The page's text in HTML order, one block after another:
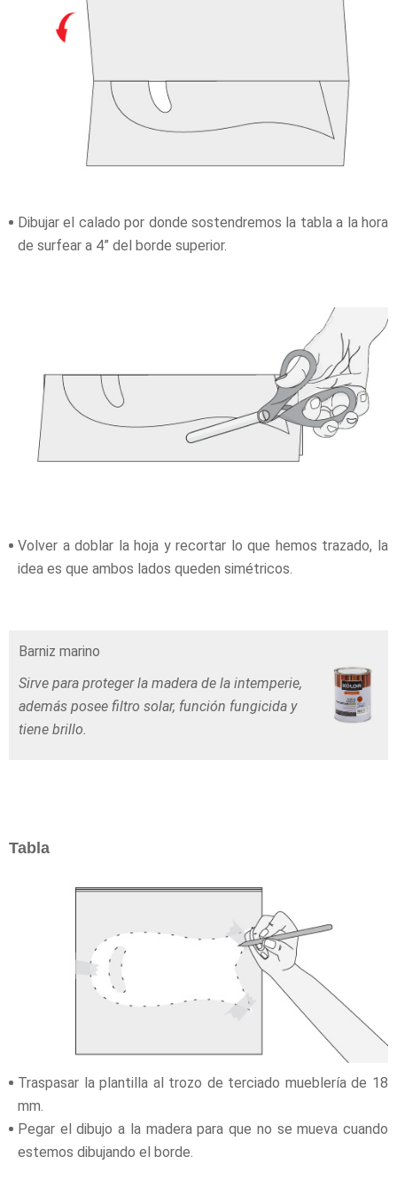
Dibujar el calado por donde sostendremos la tabla a la hora
de surfear a 4” del borde superior.
Volver a doblar la hoja y recortar lo que hemos trazado, la
idea es que ambos lados queden simétricos.
Barniz marino
Sirve para proteger la madera de la intemperie,
además posee filtro solar, función fungicida y
tiene brillo.
Tabla
Traspasar la plantilla al trozo de terciado mueblería de 18
mm.
Pegar el dibujo a la madera para que no se mueva cuando
estemos dibujando el borde.